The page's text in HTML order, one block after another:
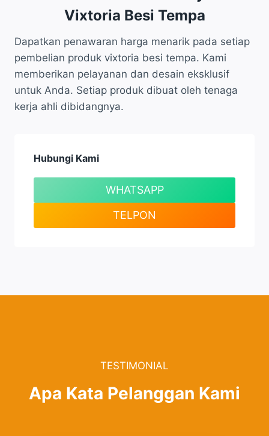
Vixtoria Besi Tempa
Dapatkan penawaran harga menarik pada setiap
pembelian produk vixtoria besi tempa. Kami
memberikan pelayanan dan desain eksklusif
untuk Anda. Setiap produk dibuat oleh tenaga
kerja ahli dibidangnya.
Hubungi Kami
WHATSAPP
TELPON
TESTIMONIAL
Apa Kata Pelanggan Kami